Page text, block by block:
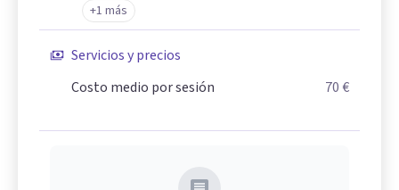
+1 más
Servicios y precios
Costo medio por sesión
70 €